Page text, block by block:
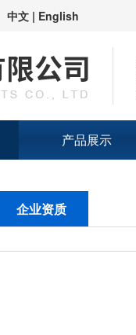
中文 | English
产品展示
企业资质